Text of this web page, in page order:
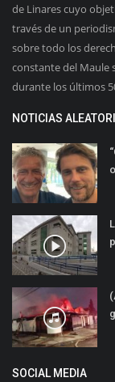
de Linares cuyo
través de un
sobre todo los
constante del Maule
durante los últimos
NOTICIAS
SOCIAL MEDIA